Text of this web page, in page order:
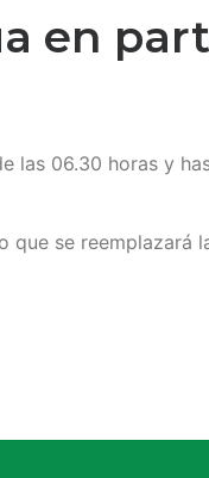
en
06.30 horas y
se reemplazará